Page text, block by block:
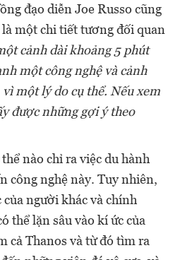
đạo diễn Joe Russo cũng
một chi tiết tương đối quan
cảnh dài khoảng 5 phút
một công nghệ và cảnh
một lý do cụ thể. Nếu xem
được những gợi ý theo
nào chỉ ra việc du hành
công nghệ này. Tuy nhiên,
người khác và chính
thể lặn sâu vào kí ức của
cả Thanos và từ đó tìm ra